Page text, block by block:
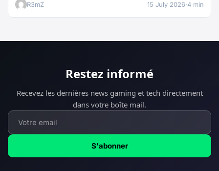
R3mZ 15 July 2026·4 min
Restez informé
Recevez les dernières news gaming et tech directement
dans votre boîte mail.
S'abonner